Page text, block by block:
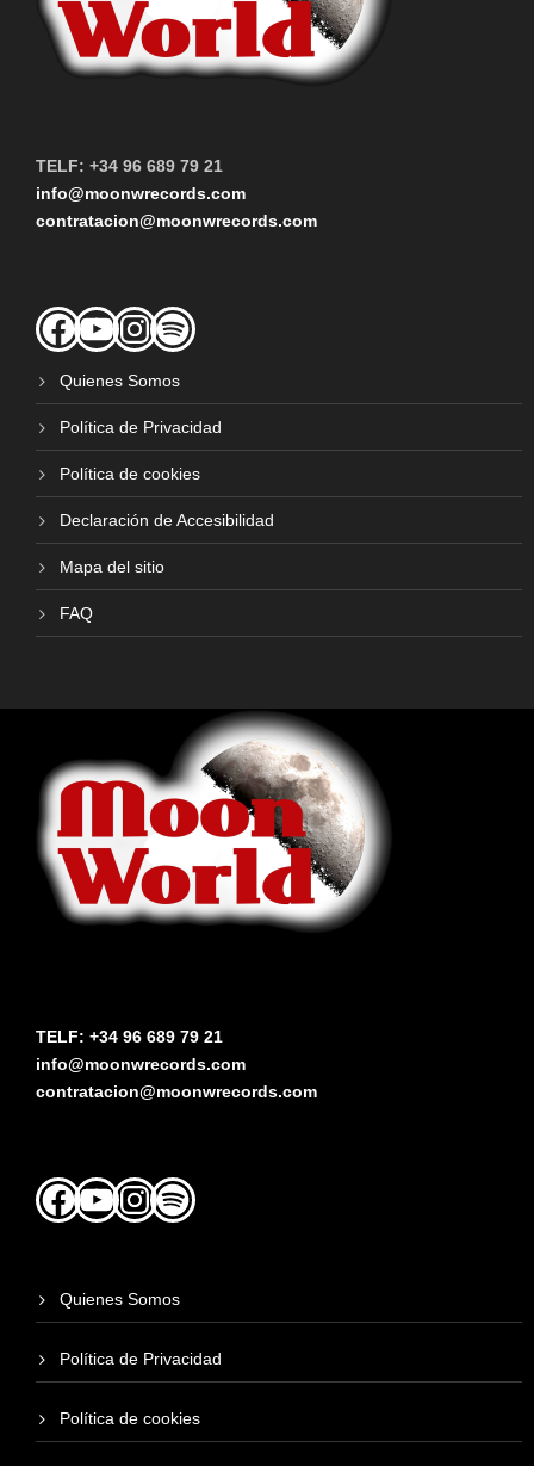
TELF: +34 96 689 79 21
info@moonwrecords.com
contratacion@moonwrecords.com
Facebook
YouTubeInstagram
Spotify
Quienes Somos
Política de Privacidad
Política de cookies
Declaración de Accesibilidad
Mapa del sitio
FAQ
TELF: +34 96 689 79 21
info@moonwrecords.com
contratacion@moonwrecords.com
Facebook
YouTubeInstagram
Spotify
Quienes Somos
Política de Privacidad
Política de cookies